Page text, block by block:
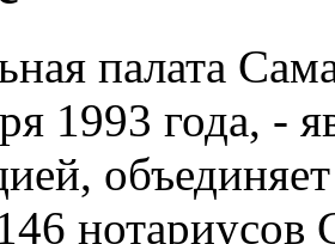
палата
1993 года, -
нотариусов